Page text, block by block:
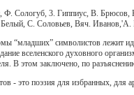
Сологуб, 3. Гиппиус, В. Брюсов,
С. Соловьев, Вяч. Иванов,'А.
“младших” символистов лежит
вселенского духовного
В этом заключено, по
- это поэзия для избранных, для